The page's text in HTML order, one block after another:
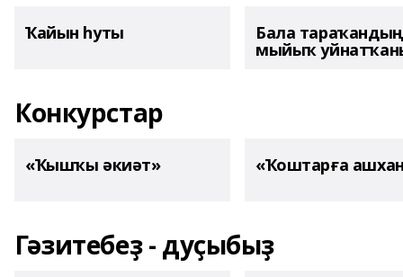
Ҡайын һуты Бала тараҡандың
мыйыҡ
Конкурстар
«Ҡышҡы әкиәт» «Ҡоштарға
Гәзитебеҙ - дуҫыбыҙ